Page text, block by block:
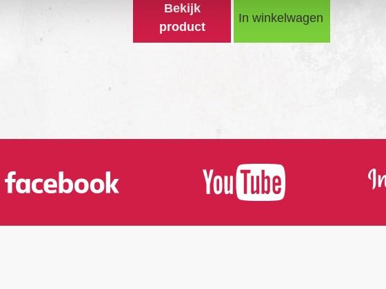
Bekijk
product
In winkelwagen